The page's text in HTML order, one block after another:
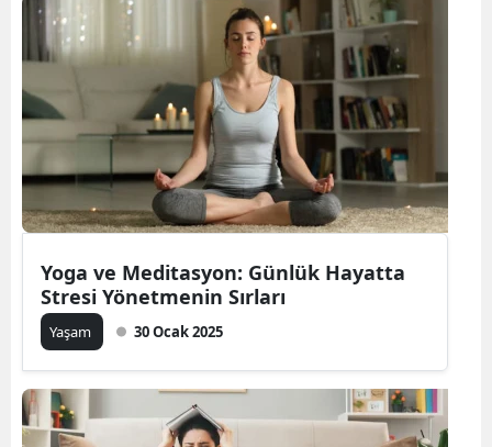
Kastamonu
Kayseri
Kırklareli
Kırşehir
Kocaeli
Konya
Kütahya
Manisa
Kahramanmaraş
Yoga ve Meditasyon: Günlük Hayatta
Stresi Yönetmenin Sırları
Yaşam 30 Ocak 2025